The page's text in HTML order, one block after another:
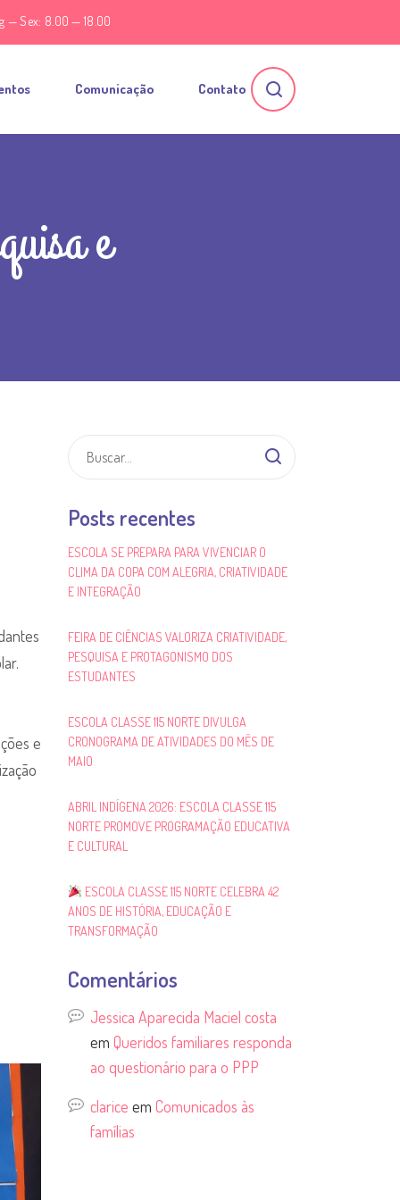
— Sex: 8.00 — 18.00
Comunicação Contato
e
e
Posts recentes
ESCOLA SE PREPARA PARA VIVENCIAR O
CLIMA DA COPA COM ALEGRIA, CRIATIVIDADE
E INTEGRAÇÃO
FEIRA DE CIÊNCIAS VALORIZA CRIATIVIDADE,
PESQUISA E PROTAGONISMO DOS
ESTUDANTES
ESCOLA CLASSE 115 NORTE DIVULGA
CRONOGRAMA DE ATIVIDADES DO MÊS DE
MAIO
ABRIL INDÍGENA 2026: ESCOLA CLASSE 115
NORTE PROMOVE PROGRAMAÇÃO EDUCATIVA
E CULTURAL
ESCOLA CLASSE 115 NORTE CELEBRA 42
ANOS DE HISTÓRIA, EDUCAÇÃO E
TRANSFORMAÇÃO
Comentários
Jessica Aparecida Maciel costa
em Queridos familiares responda
ao questionário para o PPP
clarice em Comunicados às
famílias